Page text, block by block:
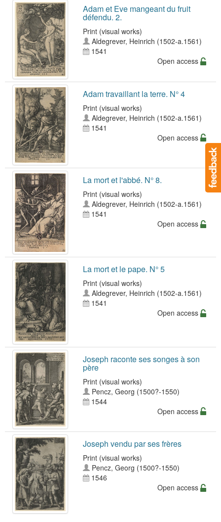
Adam et Eve mangeant du fruit
défendu. 2.
Print (visual works)
Aldegrever, Heinrich (1502-a.1561)
1541
Open access
Adam travaillant la terre. N° 4
Print (visual works)
Aldegrever, Heinrich (1502-a.1561)
1541
Open access
La mort et l'abbé. N° 8.
Print (visual works)
Aldegrever, Heinrich (1502-a.1561)
1541
Open access
La mort et le pape. N° 5
Print (visual works)
Aldegrever, Heinrich (1502-a.1561)
1541
Open access
Joseph raconte ses songes à son
père
Print (visual works)
Pencz, Georg (1500?-1550)
1544
Open access
Joseph vendu par ses frères
Print (visual works)
Pencz, Georg (1500?-1550)
1546
Open access